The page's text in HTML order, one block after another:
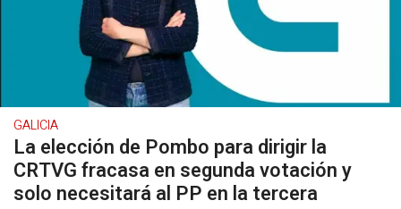
GALICIA
La elección de Pombo para dirigir la
CRTVG fracasa en segunda votación y
solo necesitará al PP en la tercera